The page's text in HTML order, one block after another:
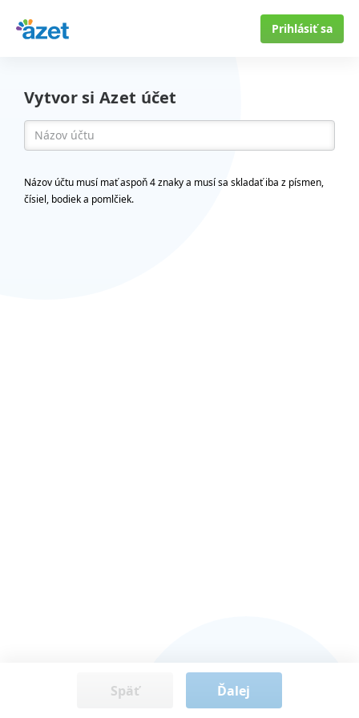
Prihlásiť sa
Vytvor si Azet účet
Názov účtu musí mať aspoň 4 znaky a musí sa skladať iba z písmen,
čísiel, bodiek a pomlčiek.